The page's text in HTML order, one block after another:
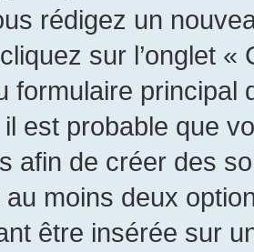
rédigez un
sur l’onglet
formulaire principal
est probable que
afin de créer des
au moins deux
être insérée sur